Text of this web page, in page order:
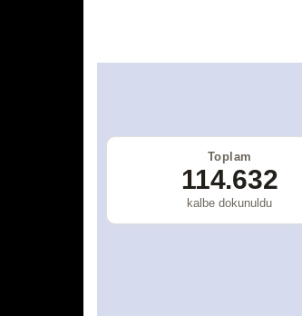
Toplam
114.632
kalbe dokunuldu